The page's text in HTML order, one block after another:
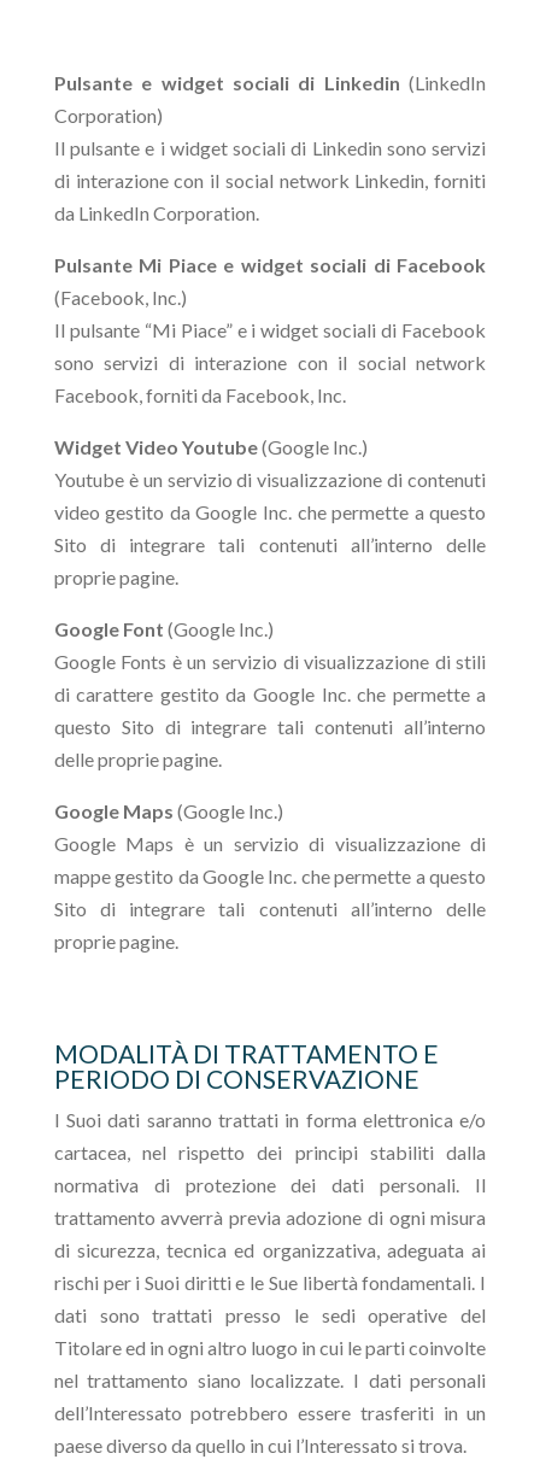
Pulsante e widget sociali di Linkedin (LinkedIn
Corporation)
Il pulsante e i widget sociali di Linkedin sono servizi
di interazione con il social network Linkedin, forniti
da LinkedIn Corporation.
Pulsante Mi Piace e widget sociali di Facebook
(Facebook, Inc.)
Il pulsante “Mi Piace” e i widget sociali di Facebook
sono servizi di interazione con il social network
Facebook, forniti da Facebook, Inc.
Widget Video Youtube(Google Inc.)
Youtube è un servizio di visualizzazione di contenuti
video gestito da Google Inc. che permette a questo
Sito di integrare tali contenuti all’interno delle
proprie pagine.
Google Font (Google Inc.)
Google Fonts è un servizio di visualizzazione di stili
di carattere gestito da Google Inc. che permette a
questo Sito di integrare tali contenuti all’interno
delle proprie pagine.
Google Maps (Google Inc.)
Google Maps è un servizio di visualizzazione di
mappe gestito da Google Inc. che permette a questo
Sito di integrare tali contenuti all’interno delle
proprie pagine.
MODALITÀ DI TRATTAMENTO E
PERIODO DI CONSERVAZIONE
I Suoi dati saranno trattati in forma elettronica e/o
cartacea, nel rispetto dei principi stabiliti dalla
normativa di protezione dei dati personali. Il
trattamento avverrà previa adozione di ogni misura
di sicurezza, tecnica ed organizzativa, adeguata ai
rischi per i Suoi diritti e le Sue libertà fondamentali. I
dati sono trattati presso le sedi operative del
Titolare ed in ogni altro luogo in cui le parti coinvolte
nel trattamento siano localizzate. I dati personali
dell’Interessato potrebbero essere trasferiti in un
paese diverso da quello in cui l’Interessato si trova.